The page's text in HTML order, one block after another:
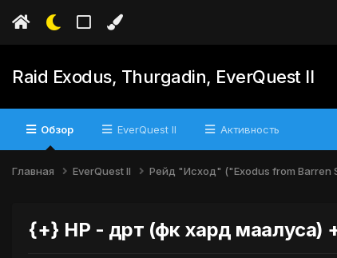
Raid Exodus, Thurgadin, EverQuest II
Обзор EverQuest II Активность
Главная EverQuest II Рейд "Исход" ("Exodus from Barren
{+} НР - дрт (фк хард маалуса)